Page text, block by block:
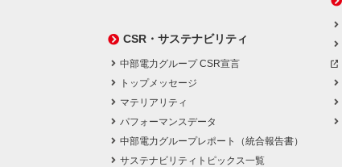
CSR・サステナビリティ
中部電力グループ CSR宣言
トップメッセージ
マテリアリティ
パフォーマンスデータ
中部電力グループレポート（統合報告書）
サステナビリティトピックス一覧